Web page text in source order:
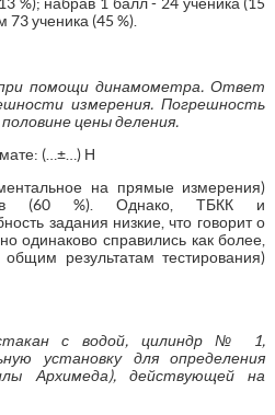
73 ученика (45 %).
помощи динамометра. Ответ
измерения. Погрешность
цены деления.
(…±…) Н
на прямые измерения)
(60 %). Однако, ТБКК и
задания низкие, что говорит о
одинаково справились как более,
результатам тестирования)
стакан с водой, цилиндр № 1,
установку для определения
Архимеда), действующей на